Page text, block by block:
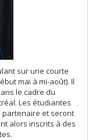
sur une courte
mai à mi-août). Il
le cadre du
Les étudiantes
partenaire et seront
alors inscrits à des